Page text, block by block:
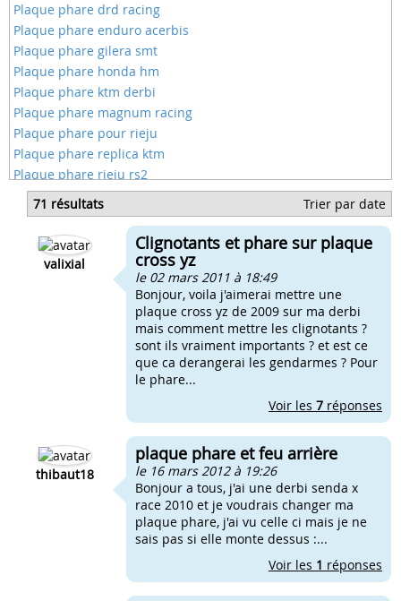
Plaque phare drd racing
Plaque phare enduro acerbis
Plaque phare gilera smt
Plaque phare honda hm
Plaque phare ktm derbi
Plaque phare magnum racing
Plaque phare pour rieju
Plaque phare replica ktm
Plaque phare rieju rs2
Plaque phare rieju smx
Plaque phare yz noir
Plaque phare plate
Plaque phare rieju
71 résultats Trier par date
valixial
Clignotants et phare sur plaque
cross yz
le 02 mars 2011 à 18:49
Bonjour, voila j'aimerai mettre une
plaque cross yz de 2009 sur ma derbi
mais comment mettre les clignotants ?
sont ils vraiment importants ? et est ce
que ca derangerai les gendarmes ? Pour
le phare...
Voir les 7 réponses
thibaut18
plaque phare et feu arrière
le 16 mars 2012 à 19:26
Bonjour a tous, j'ai une derbi senda x
race 2010 et je voudrais changer ma
plaque phare, j'ai vu celle ci mais je ne
sais pas si elle monte dessus :...
Voir les 1 réponses